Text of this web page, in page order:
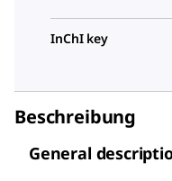
InChI key
Beschreibung
General